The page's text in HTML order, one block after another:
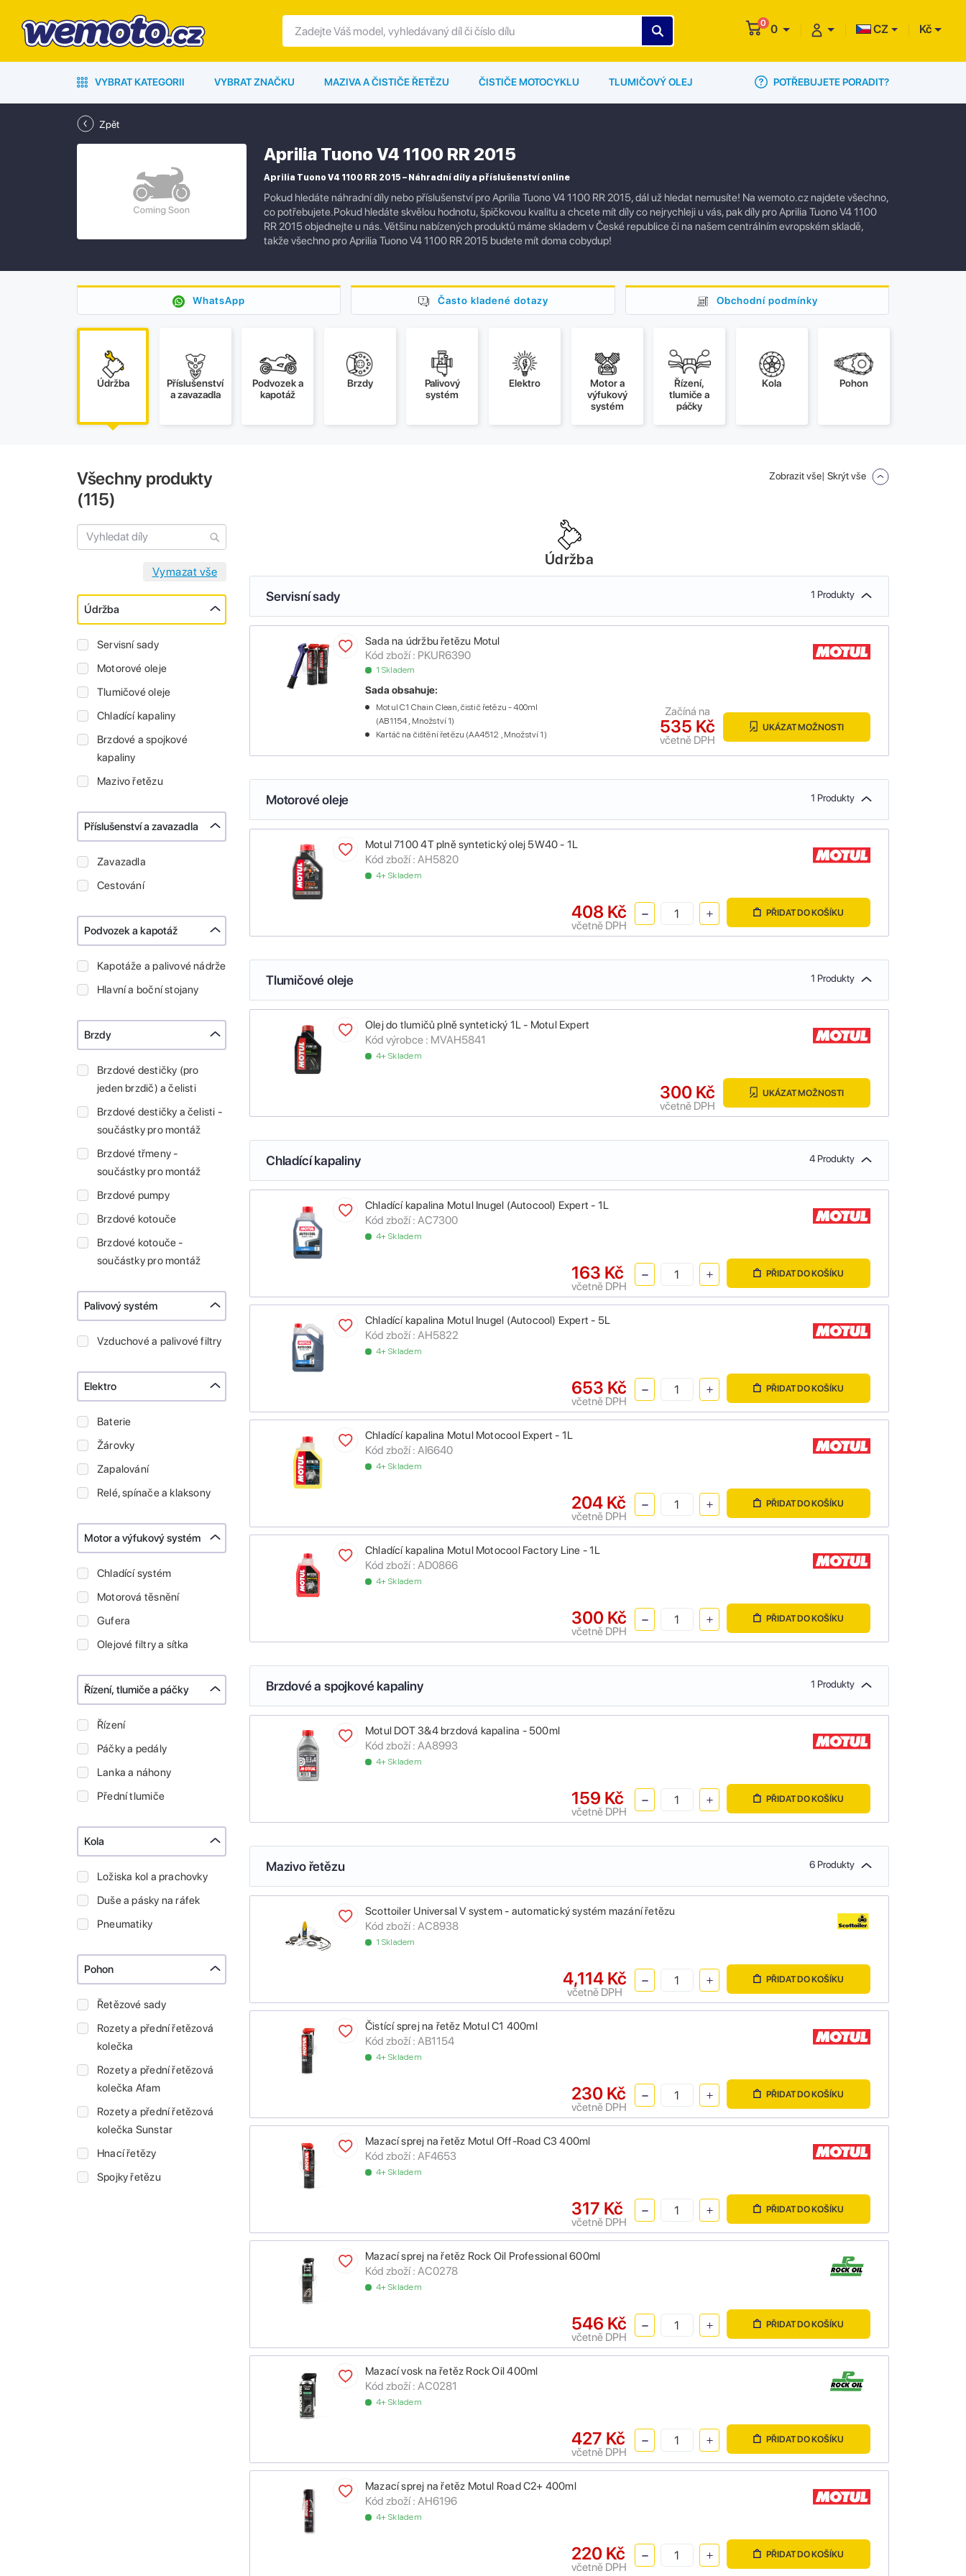
0 0 CZ Kč
VYBRAT KATEGORII VYBRAT ZNAČKU MAZIVA A ČISTIČE ŘETĚZU ČISTIČE MOTOCYKLU TLUMIČOVÝ OLEJ POTŘEBUJETE PORADIT?
Zpět
Aprilia Tuono V4 1100 RR 2015
Aprilia Tuono V4 1100 RR 2015 – Náhradní díly a příslušenství online
Pokud hledáte náhradní díly nebo příslušenství pro Aprilia Tuono V4 1100 RR 2015, dál už hledat nemusíte! Na wemoto.cz najdete všechno,
co potřebujete.Pokud hledáte skvělou hodnotu, špičkovou kvalitu a chcete mít díly co nejrychleji u vás, pak díly pro Aprilia Tuono V4 1100
RR 2015 objednejte u nás. Většinu nabízených produktů máme skladem v České republice či na našem centrálním evropském skladě,
takže všechno pro Aprilia Tuono V4 1100 RR 2015 budete mít doma cobydup!
WhatsApp Často kladené dotazy Obchodní podmínky
Údržba
Příslušenství
a zavazadla
Podvozek a
kapotáž
Brzdy
Palivový
systém
Elektro
Motor a
výfukový
systém
Řízení,
tlumiče a
páčky
Kola Pohon
Všechny produkty
(115)
Údržba
Servisní sady
Motorové oleje
Tlumičové oleje
Chladící kapaliny
Brzdové a spojkové
kapaliny
Mazivo řetězu
Příslušenství a zavazadla
Zavazadla
Cestování
Podvozek a kapotáž
Kapotáže a palivové nádrže
Hlavní a boční stojany
Brzdy
Brzdové destičky (pro
jeden brzdič) a čelisti
Brzdové destičky a čelisti -
součástky pro montáž
Brzdové třmeny -
součástky pro montáž
Brzdové pumpy
Brzdové kotouče
Brzdové kotouče -
součástky pro montáž
Palivový systém
Vzduchové a palivové filtry
Elektro
Baterie
Žárovky
Zapalování
Relé, spínače a klaksony
Motor a výfukový systém
Chladící systém
Motorová těsnění
Gufera
Olejové filtry a sítka
Řízení, tlumiče a páčky
Řízení
Páčky a pedály
Lanka a náhony
Přední tlumiče
Kola
Ložiska kol a prachovky
Duše a pásky na ráfek
Pneumatiky
Pohon
Řetězové sady
Rozety a přední řetězová
kolečka
Rozety a přední řetězová
kolečka Afam
Rozety a přední řetězová
kolečka Sunstar
Hnací řetězy
Spojky řetězu
Zobrazit vše| Skrýt vše
Údržba
Servisní sady 1 Produkty
Sada na údržbu řetězu Motul
Kód zboží : PKUR6390
1 Skladem
Sada obsahuje:
Motul C1 Chain Clean, čistič řetězu - 400ml
(AB1154 , Množství 1)
Kartáč na čištění řetězu (AA4512 , Množství 1)
535 Kč
včetně DPH
Začíná na
UKÁZAT MOŽNOSTI
Motorové oleje 1 Produkty
Motul 7100 4T plně syntetický olej 5W40 - 1L
Kód zboží : AH5820
4+ Skladem
408 Kč
včetně DPH
PŘIDAT DO KOŠÍKU
Tlumičové oleje 1 Produkty
Olej do tlumičů plně syntetický 1L - Motul Expert
Kód výrobce : MVAH5841
4+ Skladem
300 Kč
včetně DPH
UKÁZAT MOŽNOSTI
Chladící kapaliny 4 Produkty
Chladící kapalina Motul Inugel (Autocool) Expert - 1L
Kód zboží : AC7300
4+ Skladem
163 Kč
včetně DPH
PŘIDAT DO KOŠÍKU
Chladící kapalina Motul Inugel (Autocool) Expert - 5L
Kód zboží : AH5822
4+ Skladem
653 Kč
včetně DPH
PŘIDAT DO KOŠÍKU
Chladící kapalina Motul Motocool Expert - 1L
Kód zboží : AI6640
4+ Skladem
204 Kč
včetně DPH
PŘIDAT DO KOŠÍKU
Chladící kapalina Motul Motocool Factory Line - 1L
Kód zboží : AD0866
4+ Skladem
300 Kč
včetně DPH
PŘIDAT DO KOŠÍKU
Brzdové a spojkové kapaliny 1 Produkty
Motul DOT 3&4 brzdová kapalina - 500ml
Kód zboží : AA8993
4+ Skladem
159 Kč
včetně DPH
PŘIDAT DO KOŠÍKU
Mazivo řetězu 6 Produkty
Scottoiler Universal V system - automatický systém mazání řetězu
Kód zboží : AC8938
1 Skladem
4,114 Kč
včetně DPH
PŘIDAT DO KOŠÍKU
Čistící sprej na řetěz Motul C1 400ml
Kód zboží : AB1154
4+ Skladem
230 Kč
včetně DPH
PŘIDAT DO KOŠÍKU
Mazací sprej na řetěz Motul Off-Road C3 400ml
Kód zboží : AF4653
4+ Skladem
317 Kč
včetně DPH
PŘIDAT DO KOŠÍKU
Mazací sprej na řetěz Rock Oil Professional 600ml
Kód zboží : AC0278
4+ Skladem
546 Kč
včetně DPH
PŘIDAT DO KOŠÍKU
Mazací vosk na řetěz Rock Oil 400ml
Kód zboží : AC0281
4+ Skladem
427 Kč
včetně DPH
PŘIDAT DO KOŠÍKU
Mazací sprej na řetěz Motul Road C2+ 400ml
Kód zboží : AH6196
4+ Skladem
220 Kč
včetně DPH
PŘIDAT DO KOŠÍKU